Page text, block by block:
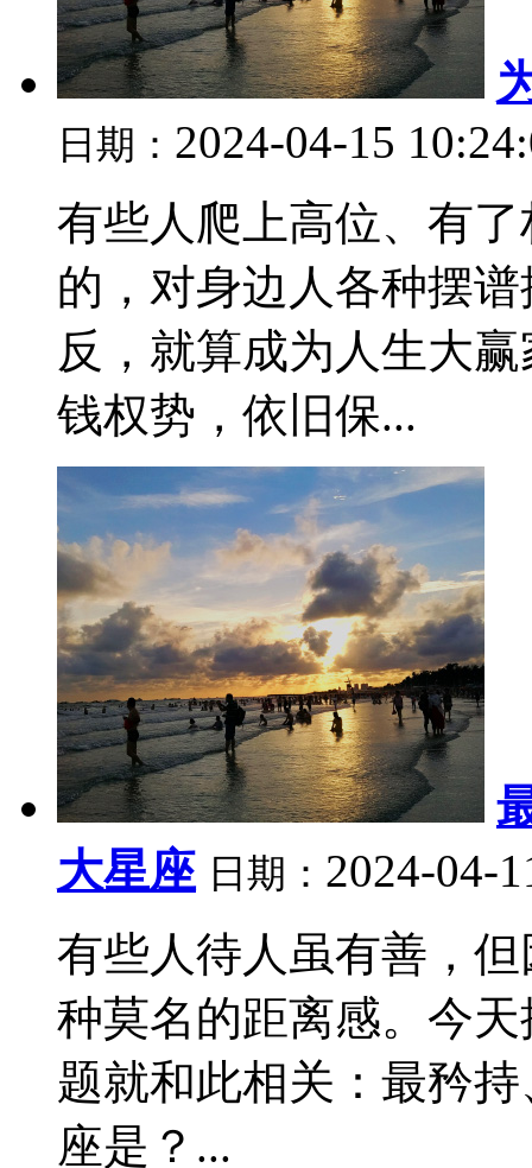
日期： 2024-04-15
有些人爬上高位、有
的，对身边人各种摆
反，就算成为人生大
钱权势，依旧保...
大星座 日期： 2024-04-
有些人待人虽有善，
种莫名的距离感。今
题就和此相关：最矜
座是？...